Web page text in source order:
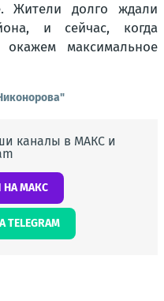
Жители долго ждали
и сейчас, когда
максимальное
каналы в МАКС и
НА МАКС